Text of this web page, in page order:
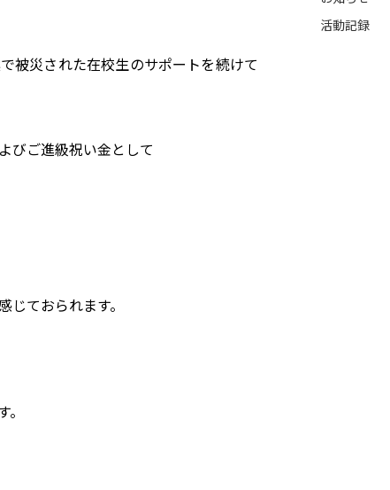
被災された在校生のサポートを続けて
びご進級祝い金として
ておられます。
活動記録